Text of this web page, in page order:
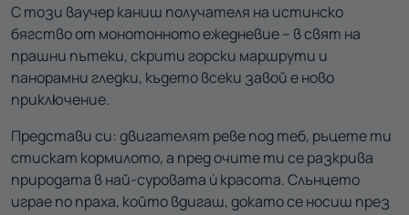
С този ваучер каниш получателя на истинско
бягство от монотонното ежедневие – в свят на
прашни пътеки, скрити горски маршрути и
панорамни гледки, където всеки завой е ново
приключение.
Представи си: двигателят реве под теб, ръцете ти
стискат кормилото, а пред очите ти се разкрива
природата в най-суровата ѝ красота. Слънцето
играе по праха, който вдигаш, докато се носиш през